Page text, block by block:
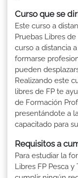
Curso que se
Este curso a
Pruebas Libres
curso a distancia
formarse
pueden
Realizando este
libres de FP te
de Formación
presentándote a
capacitado para
Requisitos a
Para estudiar la
Libres FP Pesca